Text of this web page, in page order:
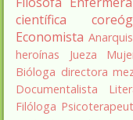
científica
Economista
heroínas
Jueza
Bióloga directora
Documentalista
Filóloga